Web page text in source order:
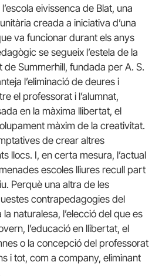
eivissenca de Blat, una
creada a iniciativa d’una
va funcionar durant els anys
se segueix l’estela de la
Summerhill, fundada per A. S.
l’eliminació de deures i
el professorat i l’alumnat,
en la màxima llibertat, el
màxim de la creativitat.
de crear altres
llocs. I, en certa mesura, l’actual
escoles lliures recull part
Perquè una altra de les
contrapedagogies del
naturalesa, l’elecció del que es
l’educació en llibertat, el
o la concepció del professorat
i tot, com a company, eliminant